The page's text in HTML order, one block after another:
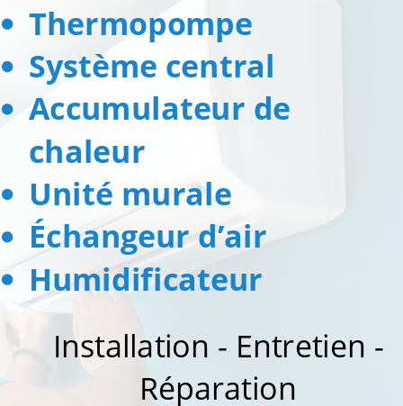
Thermopompe
Système central
Accumulateur de
chaleur
Unité murale
Échangeur d’air
Humidificateur
Installation - Entretien -
Réparation